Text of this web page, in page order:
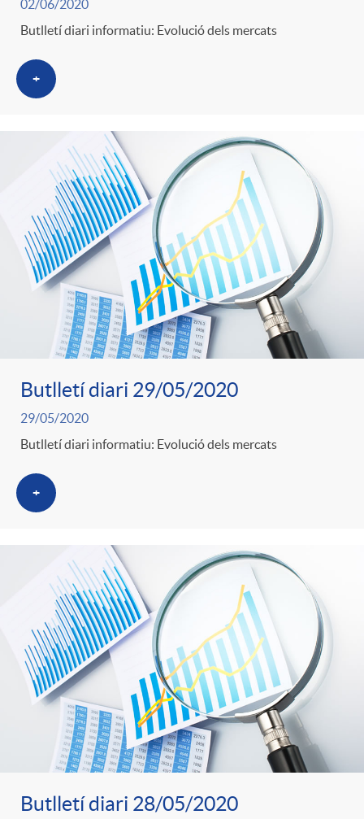
02/06/2020
Butlletí diari informatiu: Evolució dels mercats
+
Butlletí diari 29/05/2020
29/05/2020
Butlletí diari informatiu: Evolució dels mercats
+
Butlletí diari 28/05/2020